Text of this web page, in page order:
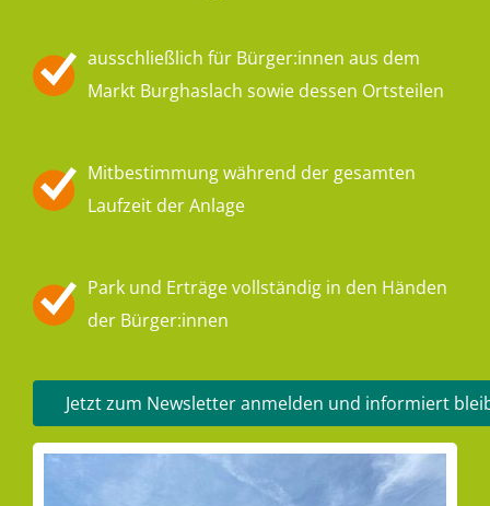
ausschließlich für Bürger:innen aus dem
Markt Burghaslach sowie dessen Ortsteilen
Mitbestimmung während der gesamten
Laufzeit der Anlage
Park und Erträge vollständig in den Händen
der Bürger:innen
Jetzt zum Newsletter anmelden und informiert